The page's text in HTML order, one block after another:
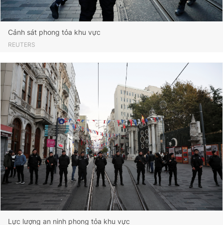
Cảnh sát phong tỏa khu vực
REUTERS
Lực lượng an ninh phong tỏa khu vực